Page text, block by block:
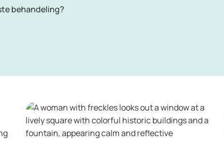
behandeling?